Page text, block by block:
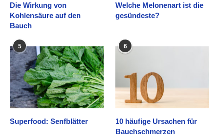
Die Wirkung von
Kohlensäure auf den
Bauch
Welche Melonenart ist die
gesündeste?
5
Superfood: Senfblätter
6
10 häufige Ursachen für
Bauchschmerzen